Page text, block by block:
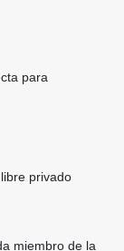
para
privado
miembro de la